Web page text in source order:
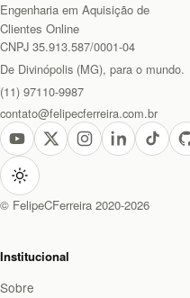
Engenharia em Aquisição de
Clientes Online
CNPJ 35.913.587/0001-04
De Divinópolis (MG), para o mundo.
(11) 97110-9987
contato@felipecferreira.com.br
© FelipeCFerreira 2020-2026
Institucional
Sobre